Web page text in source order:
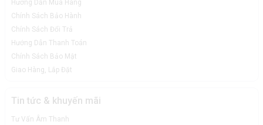
Hướng Dẫn Mua Hàng
Chính Sách Bảo Hành
Chính Sách Đổi Trả
Hướng Dẫn Thanh Toán
Chính Sách Bảo Mật
Giao Hàng, Lắp Đặt
Tin tức & khuyến mãi
Tư Vấn Âm Thanh